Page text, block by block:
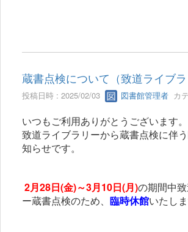
蔵書点検について（致道ライブラ
投稿日時 : 2025/02/03 図書館管理者 カ
いつもご利用ありがとうございます。
致道ライブラリーから蔵書点検に伴
知らせです。
2月28日(金)～3月10日(月)の期間中
ー蔵書点検のため、 臨時休館いたしま